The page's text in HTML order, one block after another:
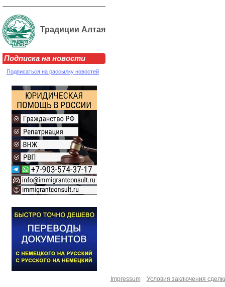
Традиции Алтая
Подписка на новости
Подписаться на рассылку новостей
Impressum Условия заключения